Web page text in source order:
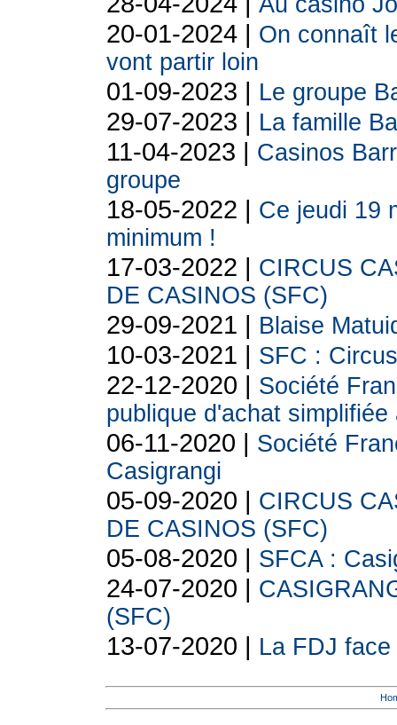
20-01-2024 | On connaît
vont partir loin
01-09-2023 | Le groupe
29-07-2023 | La famille
11-04-2023 | Casinos
groupe
18-05-2022 | Ce jeudi 19
minimum !
17-03-2022 | CIRCUS
DE CASINOS (SFC)
29-09-2021 | Blaise
10-03-2021 | SFC :
22-12-2020 | Société
publique d'achat
06-11-2020 | Société
Casigrangi
05-09-2020 | CIRCUS
DE CASINOS (SFC)
05-08-2020 | SFCA :
24-07-2020 |
(SFC)
13-07-2020 | La FDJ